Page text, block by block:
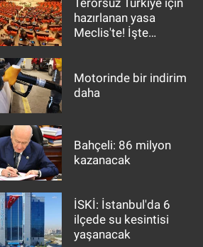
Terörsüz Türkiye için
hazırlanan yasa
Meclis'te! İşte
Motorinde bir indirim
daha
Bahçeli: 86 milyon
kazanacak
İSKİ: İstanbul'da 6
ilçede su kesintisi
yaşanacak